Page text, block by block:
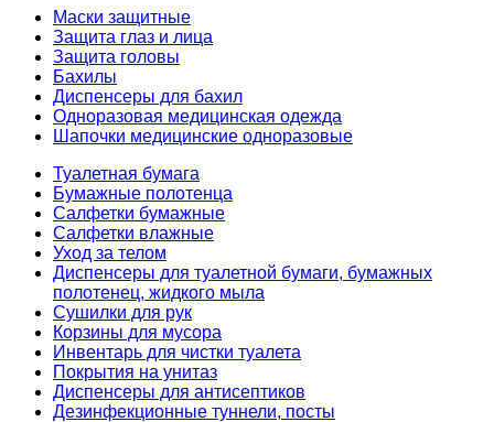
Маски защитные
Защита глаз и лица
Защита головы
Бахилы
Диспенсеры для бахил
Одноразовая медицинская одежда
Шапочки медицинские одноразовые
Туалетная бумага
Бумажные полотенца
Салфетки бумажные
Салфетки влажные
Уход за телом
Диспенсеры для туалетной бумаги, бумажных
полотенец, жидкого мыла
Сушилки для рук
Корзины для мусора
Инвентарь для чистки туалета
Покрытия на унитаз
Диспенсеры для антисептиков
Дезинфекционные туннели, посты